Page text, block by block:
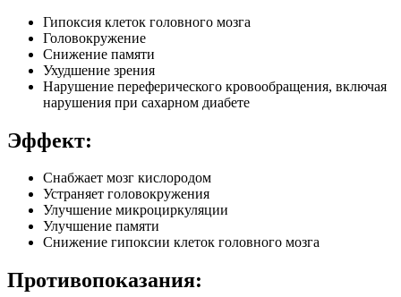
Гипоксия клеток головного мозга
Головокружение
Снижение памяти
Ухудшение зрения
Нарушение переферического кровообращения, включая
нарушения при сахарном диабете
Эффект:
Снабжает мозг кислородом
Устраняет головокружения
Улучшение микроциркуляции
Улучшение памяти
Снижение гипоксии клеток головного мозга
Противопоказания: